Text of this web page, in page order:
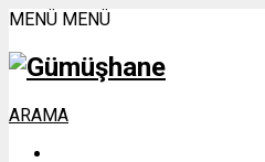
MENÜ MENÜ
ARAMA